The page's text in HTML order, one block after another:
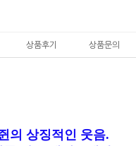
상품후기 상품문의
의 상징적인 웃음.